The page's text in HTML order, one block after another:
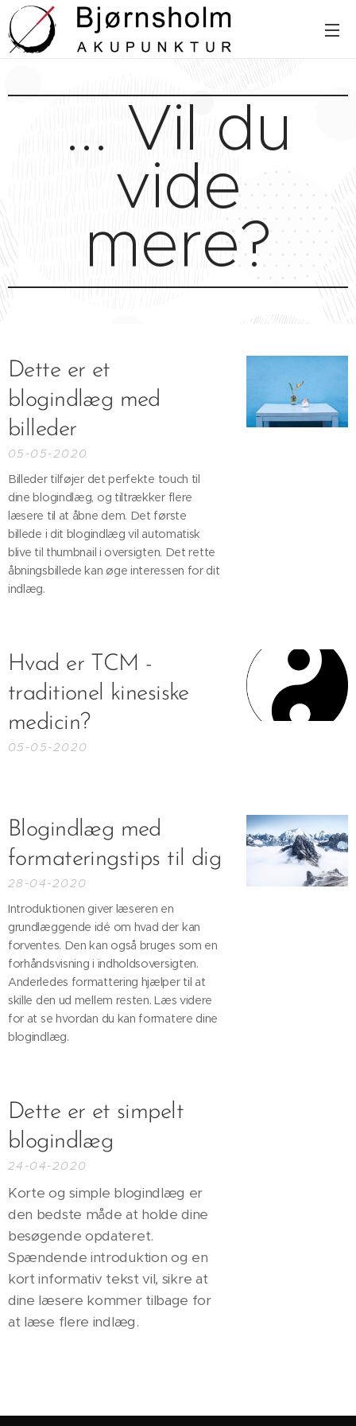
... Vil du
vide
mere?
Dette er et
blogindlæg med
billeder
05-05-2020
Billeder tilføjer det perfekte touch til
dine blogindlæg, og tiltrækker flere
læsere til at åbne dem. Det første
billede i dit blogindlæg vil automatisk
blive til thumbnail i oversigten. Det rette
åbningsbillede kan øge interessen for dit
indlæg.
Hvad er TCM -
traditionel kinesiske
medicin?
05-05-2020
Blogindlæg med
formateringstips til dig
28-04-2020
Introduktionen giver læseren en
grundlæggende idé om hvad der kan
forventes. Den kan også bruges som en
forhåndsvisning i indholdsoversigten.
Anderledes formattering hjælper til at
skille den ud mellem resten. Læs videre
for at se hvordan du kan formatere dine
blogindlæg.
Dette er et simpelt
blogindlæg
24-04-2020
Korte og simple blogindlæg er
den bedste måde at holde dine
besøgende opdateret.
Spændende introduktion og en
kort informativ tekst vil, sikre at
dine læsere kommer tilbage for
at læse flere indlæg.